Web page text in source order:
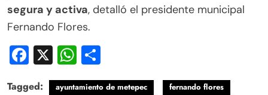
segura y activa, detalló el presidente municipal
Fernando Flores.
Facebook
X WhatsApp
Tagged: ayuntamiento de metepec
fernando flores